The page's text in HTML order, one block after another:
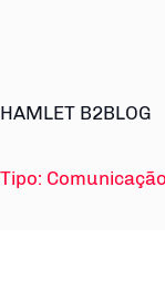
HAMLET B2BLOG
Tipo: